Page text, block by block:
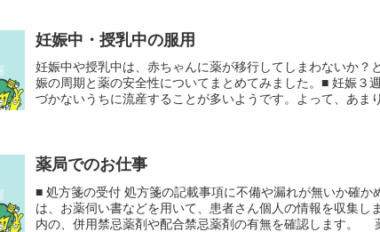
妊娠中・授乳中の服用
妊娠中や授乳中は、赤ちゃんに薬が移行してしまわないか？
娠の周期と薬の安全性についてまとめてみました。■ 妊娠３
づかないうちに流産することが多いようです。よって、あま
薬局でのお仕事
■ 処方箋の受付 処方箋の記載事項に不備や漏れが無いか確か
は、お薬伺い書などを用いて、患者さん個人の情報を収集
内の、併用禁忌薬剤や配合禁忌薬剤の有無を確認します。